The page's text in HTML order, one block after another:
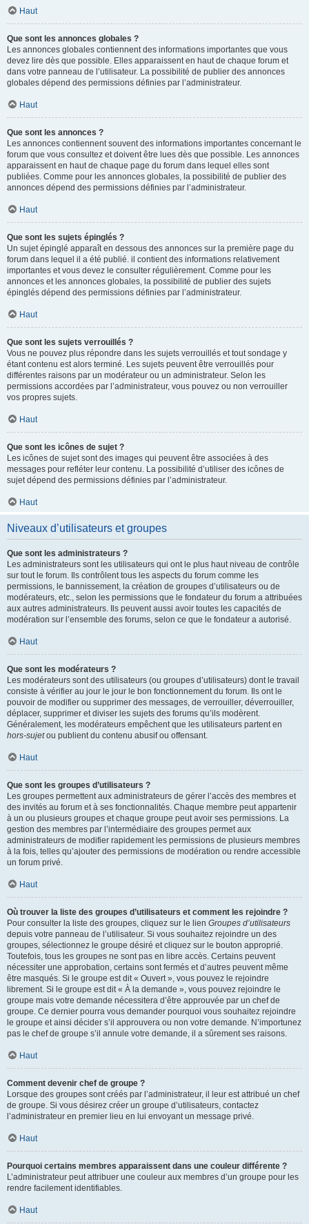
Haut
Que sont les annonces globales ?
Les annonces globales contiennent des informations importantes que vous
devez lire dès que possible. Elles apparaissent en haut de chaque forum et
dans votre panneau de l’utilisateur. La possibilité de publier des annonces
globales dépend des permissions définies par l’administrateur.
Haut
Que sont les annonces ?
Les annonces contiennent souvent des informations importantes concernant le
forum que vous consultez et doivent être lues dès que possible. Les annonces
apparaissent en haut de chaque page du forum dans lequel elles sont
publiées. Comme pour les annonces globales, la possibilité de publier des
annonces dépend des permissions définies par l’administrateur.
Haut
Que sont les sujets épinglés ?
Un sujet épinglé apparaît en dessous des annonces sur la première page du
forum dans lequel il a été publié. il contient des informations relativement
importantes et vous devez le consulter régulièrement. Comme pour les
annonces et les annonces globales, la possibilité de publier des sujets
épinglés dépend des permissions définies par l’administrateur.
Haut
Que sont les sujets verrouillés ?
Vous ne pouvez plus répondre dans les sujets verrouillés et tout sondage y
étant contenu est alors terminé. Les sujets peuvent être verrouillés pour
différentes raisons par un modérateur ou un administrateur. Selon les
permissions accordées par l’administrateur, vous pouvez ou non verrouiller
vos propres sujets.
Haut
Que sont les icônes de sujet ?
Les icônes de sujet sont des images qui peuvent être associées à des
messages pour refléter leur contenu. La possibilité d’utiliser des icônes de
sujet dépend des permissions définies par l’administrateur.
Haut
Niveaux d’utilisateurs et groupes
Que sont les administrateurs ?
Les administrateurs sont les utilisateurs qui ont le plus haut niveau de contrôle
sur tout le forum. Ils contrôlent tous les aspects du forum comme les
permissions, le bannissement, la création de groupes d’utilisateurs ou de
modérateurs, etc., selon les permissions que le fondateur du forum a attribuées
aux autres administrateurs. Ils peuvent aussi avoir toutes les capacités de
modération sur l’ensemble des forums, selon ce que le fondateur a autorisé.
Haut
Que sont les modérateurs ?
Les modérateurs sont des utilisateurs (ou groupes d’utilisateurs) dont le travail
consiste à vérifier au jour le jour le bon fonctionnement du forum. Ils ont le
pouvoir de modifier ou supprimer des messages, de verrouiller, déverrouiller,
déplacer, supprimer et diviser les sujets des forums qu’ils modèrent.
Généralement, les modérateurs empêchent que les utilisateurs partent en
hors-sujetou publient du contenu abusif ou offensant.
Haut
Que sont les groupes d’utilisateurs ?
Les groupes permettent aux administrateurs de gérer l’accès des membres et
des invités au forum et à ses fonctionnalités. Chaque membre peut appartenir
à un ou plusieurs groupes et chaque groupe peut avoir ses permissions. La
gestion des membres par l’intermédiaire des groupes permet aux
administrateurs de modifier rapidement les permissions de plusieurs membres
à la fois, telles qu’ajouter des permissions de modération ou rendre accessible
un forum privé.
Haut
Où trouver la liste des groupes d’utilisateurs et comment les rejoindre ?
Pour consulter la liste des groupes, cliquez sur le lien Groupes d’utilisateurs
depuis votre panneau de l’utilisateur. Si vous souhaitez rejoindre un des
groupes, sélectionnez le groupe désiré et cliquez sur le bouton approprié.
Toutefois, tous les groupes ne sont pas en libre accès. Certains peuvent
nécessiter une approbation, certains sont fermés et d’autres peuvent même
être masqués. Si le groupe est dit « Ouvert », vous pouvez le rejoindre
librement. Si le groupe est dit « À la demande », vous pouvez rejoindre le
groupe mais votre demande nécessitera d’être approuvée par un chef de
groupe. Ce dernier pourra vous demander pourquoi vous souhaitez rejoindre
le groupe et ainsi décider s’il approuvera ou non votre demande. N’importunez
pas le chef de groupe s’il annule votre demande, il a sûrement ses raisons.
Haut
Comment devenir chef de groupe ?
Lorsque des groupes sont créés par l’administrateur, il leur est attribué un chef
de groupe. Si vous désirez créer un groupe d’utilisateurs, contactez
l’administrateur en premier lieu en lui envoyant un message privé.
Haut
Pourquoi certains membres apparaissent dans une couleur différente ?
L’administrateur peut attribuer une couleur aux membres d’un groupe pour les
rendre facilement identifiables.
Haut